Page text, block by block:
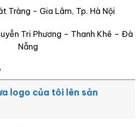
Tràng - Gia Lâm, Tp. Hà Nội
Tri Phương – Thanh Khê – Đà
Nẵng
logo của tôi lên sản